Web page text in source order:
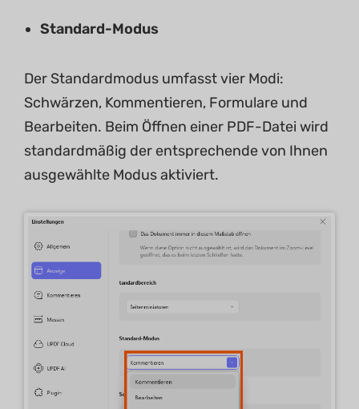
Standard-Modus
Der Standardmodus umfasst vier Modi:
Schwärzen, Kommentieren, Formulare und
Bearbeiten. Beim Öffnen einer PDF-Datei wird
standardmäßig der entsprechende von Ihnen
ausgewählte Modus aktiviert.